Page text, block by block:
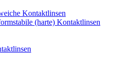
Kontaktlinsen
(harte) Kontaktlinsen